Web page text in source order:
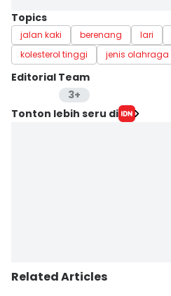
Topics
jalan kaki berenang lari
kolesterol tinggi
jenis olahraga
Editorial Team
3+
Editor
Tonton lebih seru di
Related Articles